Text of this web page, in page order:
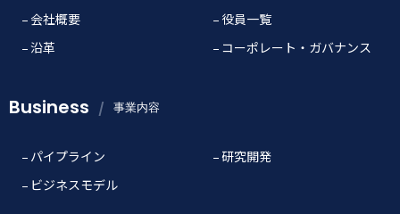
会社概要
役員一覧
沿革
コーポレート・ガバナンス
Business 事業内容
パイプライン
研究開発
ビジネスモデル